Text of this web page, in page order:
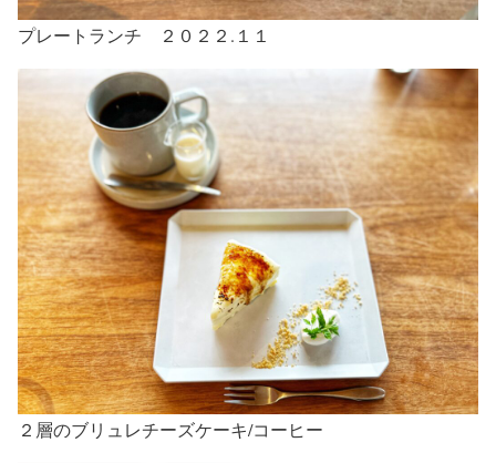
プレートランチ ２０２２.１１
２層のブリュレチーズケーキ/コーヒー